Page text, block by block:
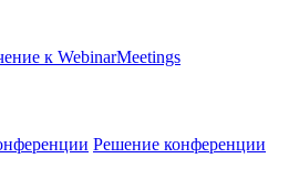
к WebinarMeetings
Решение конференции